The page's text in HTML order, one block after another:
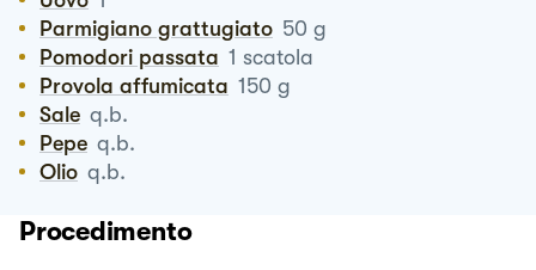
Parmigiano grattugiato 50 g
Pomodori passata 1 scatola
Provola affumicata 150 g
Sale q.b.
Pepe q.b.
Olio q.b.
Procedimento